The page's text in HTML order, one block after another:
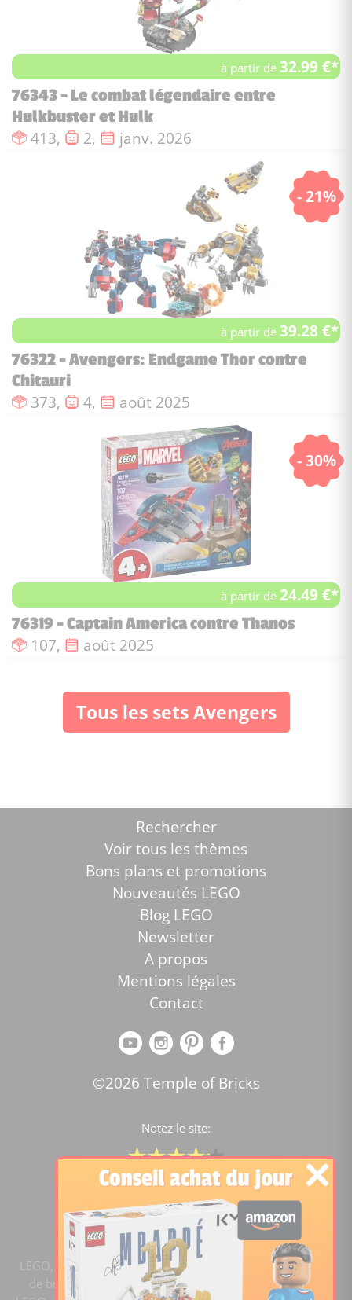
à partir de32.99 €*
76343 - Le combat légendaire entre
Hulkbuster et Hulk
Nombre de pièces :
413, Nombre de figurines :
2, Date de sortie :
janv. 2026
- 21%
à partir de39.28 €*
76322 - Avengers: Endgame Thor contre
Chitauri
Nombre de pièces :
373, Nombre de figurines :
4, Date de sortie :
août 2025
- 30%
à partir de24.49 €*
76319 - Captain America contre Thanos
Nombre de pièces :
107, Date de sortie :
août 2025
Tous les sets Avengers
Rechercher
Voir tous les thèmes
Bons plans et promotions
Nouveautés LEGO
Blog LEGO
Newsletter
A propos
Mentions légales
Contact
©2026 Temple of Bricks
Notez le site:
Comparateur de prix Lego
4.2/5 -15447notes
LEGO, le logo LEGO, la figurine LEGO et les configurations
de briques sont des marques commerciales du groupe